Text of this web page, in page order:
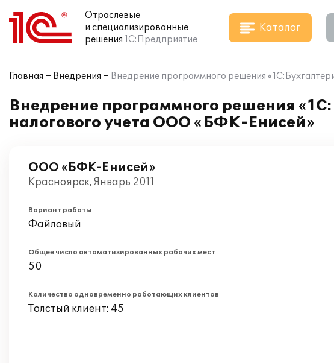
Отраслевые
и специализированные
решения 1С:Предприятие
Каталог
Главная Внедрения Внедрение программного решения
Внедрение программного решения
налогового учета ООО «БФК-Енисей»
ООО «БФК-Енисей»
Красноярск, Январь 2011
Вариант работы
Файловый
Общее число автоматизированных рабочих мест
50
Количество одновременно работающих клиентов
Толстый клиент: 45